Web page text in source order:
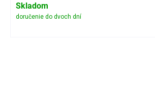
Skladom